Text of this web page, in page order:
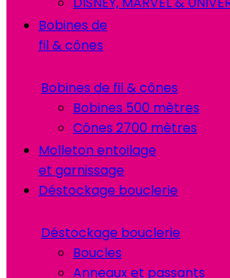
Bobines de
fil & cônes
Bobines de fil & cônes
Bobines 500 mètres
Cônes 2700 mètres
Molleton entoilage
et garnissage
Déstockage bouclerie
Déstockage bouclerie
Boucles
Anneaux et passants